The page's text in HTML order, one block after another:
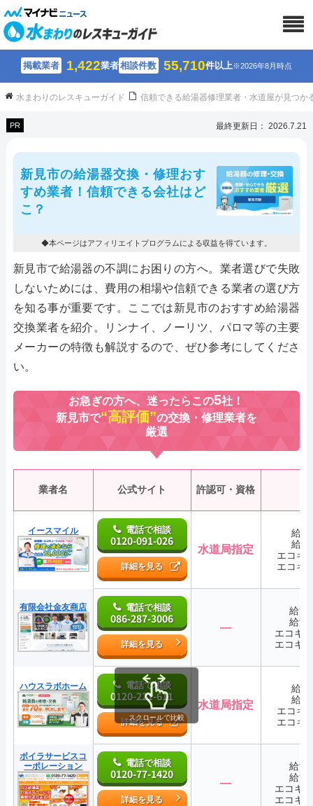
掲載業者 1,422業者相談件数 55,710件以上※2026年8月時点
水まわりのレスキューガイド 信頼できる給湯器修理業者・水道屋が見つか
PR 最終更新日： 2026.7.21
新見市の給湯器交換・修理おす
すめ業者！信頼できる会社はど
こ？
◆本ページはアフィリエイトプログラムによる収益を得ています。
新見市で給湯器の不調にお困りの方へ。業者選びで失敗
しないためには、費用の相場や信頼できる業者の選び方
を知る事が重要です。ここでは新見市のおすすめ給湯器
交換業者を紹介。リンナイ、ノーリツ、パロマ等の主要
メーカーの特徴も解説するので、ぜひ参考にしてくださ
い。
お急ぎの方へ、迷ったらこの5社！
新見市で“高評価”の交換・修理業者を
厳選
業者名 公式サイト 許認可・資格
イースマイル 電話で相談
0120-091-026
詳細を見る
水道局指定
給
給
エコキ
エコキ
有限会社金友商店 電話で相談
086-287-3006
詳細を見る
―
給湯
給湯
エコキ
エコキ
ハウスラボホーム 電話で相談
0120-221-611
詳細を見る
水道局指定
給
給
エコキ
エコキ
ボイラサービスコ
ーポレーション
電話で相談
0120-77-1420
詳細を見る
―
給湯
給湯
エコキ
エコキ
スクロールで比較